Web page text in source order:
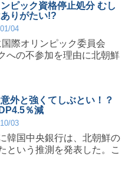
ピック資格停止処分 むし
りがたい!?
04
際オリンピック委員会
への不参加を理由に北朝鮮
外と強くてしぶとい！？
％減
03
韓国中央銀行は、北朝鮮の
という推測を発表した。こ